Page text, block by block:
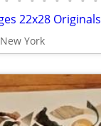
22x28 Originals
York